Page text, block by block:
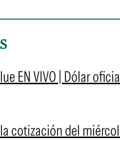
EN VIVO | Dólar
cotización del